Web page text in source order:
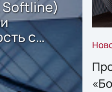
Softline)
с